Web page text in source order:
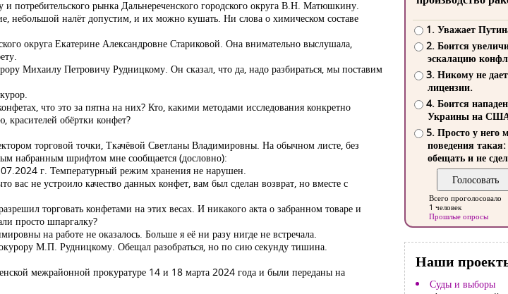
потребительского рынка Дальнереченского городского округа В.Н. Матюшкину.
небольшой налёт допустим, и их можно кушать. Ни слова о химическом составе
округа Екатерине Александровне Стариковой. Она внимательно выслушала,
Михаилу Петровичу Рудницкому. Он сказал, что да, надо разбираться, мы поставим
что это за пятна на них? Кто, какими методами исследования конкретно
красителей обёртки конфет?
торговой точки, Ткачёвой Светланы Владимировны. На обычном листе, без
набранным шрифтом мне сообщается (дословно):
г. Температурный режим хранения не нарушен.
вас не устроило качество данных конфет, вам был сделан возврат, но вместе с
торговать конфетами на этих весах. И никакого акта о забранном товаре и
просто шпаргалку?
на работе не оказалось. Больше я её ни разу нигде не встречала.
М.П. Рудницкому. Обещал разобраться, но по сию секунду тишина.
межрайонной прокуратуре 14 и 18 марта 2024 года и были переданы на
1. Уважает
2. Боится
эскалацию
3. Никому не
лицензии.
4. Боится
Украины на
5. Просто у него
поведения такая:
обещать и не
Всего проголосовало
1 человек
Прошлые опросы
Наши
Суды и выборы